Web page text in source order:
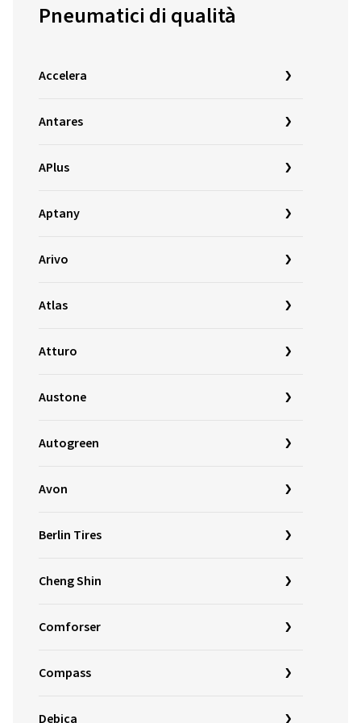
Pneumatici di qualità
Accelera
Antares
APlus
Aptany
Arivo
Atlas
Atturo
Austone
Autogreen
Avon
Berlin Tires
Cheng Shin
Comforser
Compass
Debica